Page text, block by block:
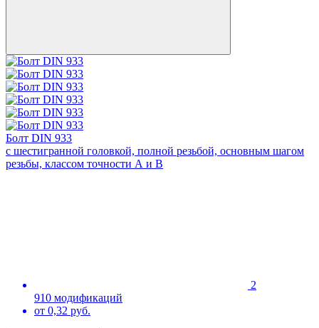
Болт DIN 933
с шестигранной головкой, полной резьбой, основным шагом
резьбы, классом точности А и В
2
910 модификаций
от 0,32 руб.